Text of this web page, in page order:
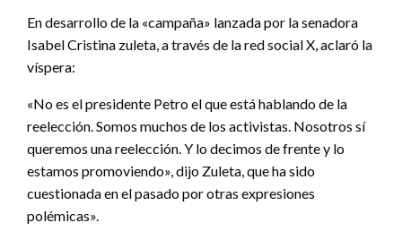
En desarrollo de la «campaña» lanzada por la senadora
Isabel Cristina zuleta, a través de la red social X, aclaró la
víspera:
«No es el presidente Petro el que está hablando de la
reelección. Somos muchos de los activistas. Nosotros sí
queremos una reelección. Y lo decimos de frente y lo
estamos promoviendo», dijo Zuleta, que ha sido
cuestionada en el pasado por otras expresiones
polémicas».